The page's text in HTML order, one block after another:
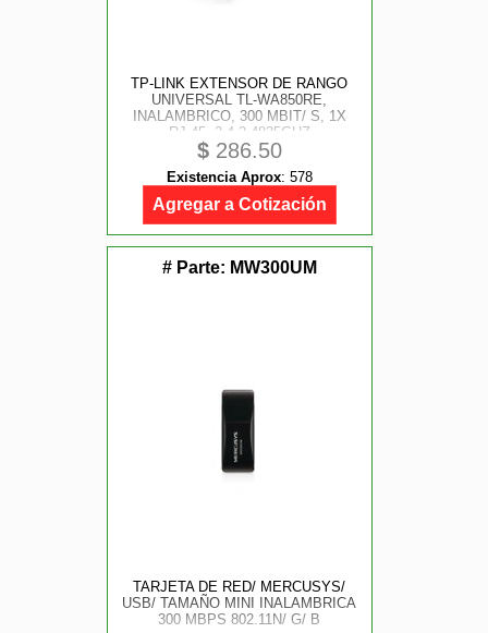
TP-LINK EXTENSOR DE RANGO
UNIVERSAL TL-WA850RE,
INALAMBRICO, 300 MBIT/ S, 1X
RJ-45, 2.4-2.4835GHZ
$ 286.50
Existencia Aprox: 578
Agregar a Cotización
# Parte: MW300UM
TARJETA DE RED/ MERCUSYS/
USB/ TAMAÑO MINI INALAMBRICA
300 MBPS 802.11N/ G/ B